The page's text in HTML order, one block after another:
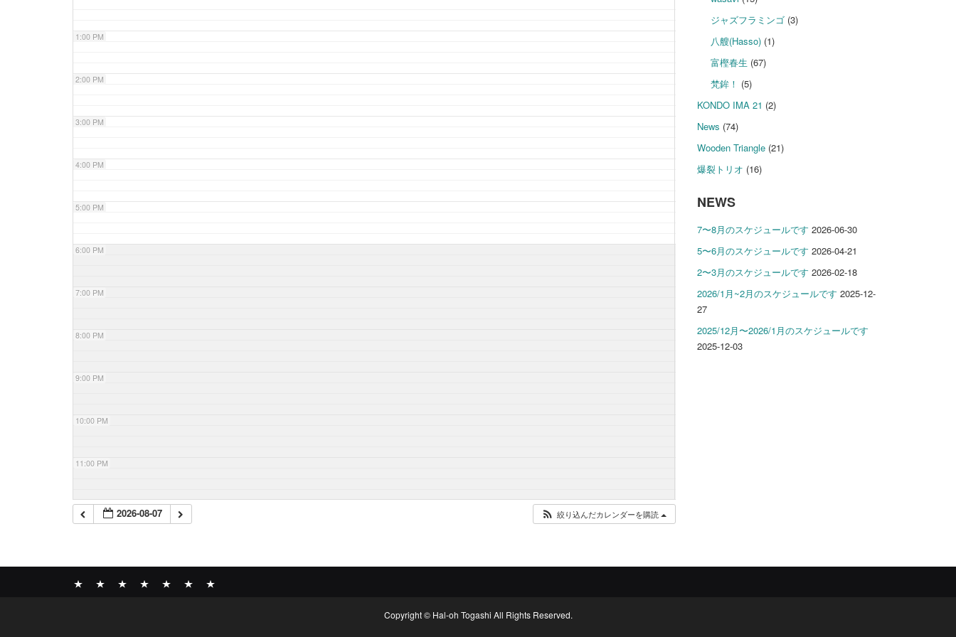
1:00 PM
2:00 PM
3:00 PM
4:00 PM
5:00 PM
6:00 PM
7:00 PM
8:00 PM
9:00 PM
10:00 PM
11:00 PM
2026-08-07 絞り込んだカレンダーを購読
ジャズフラミンゴ (3)
八艘(Hasso) (1)
富樫春生 (67)
梵鉾！ (5)
KONDO IMA 21 (2)
News (74)
Wooden Triangle(21)
爆裂トリオ (16)
NEWS
7〜8月のスケジュールです 2026-06-30
5〜6月のスケジュールです 2026-04-21
2〜3月のスケジュールです 2026-02-18
2026/1月~2月のスケジュールです 2025-12-
27
2025/12月〜2026/1月のスケジュールです
2025-12-03
Copyright © Hal-oh Togashi All Rights Reserved.